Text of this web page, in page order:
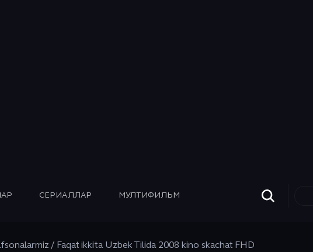
СЕРИАЛЛАР МУЛТИФИЛЬМ
/ Faqat ikkita Uzbek Tilida 2008 kino skachat FHD